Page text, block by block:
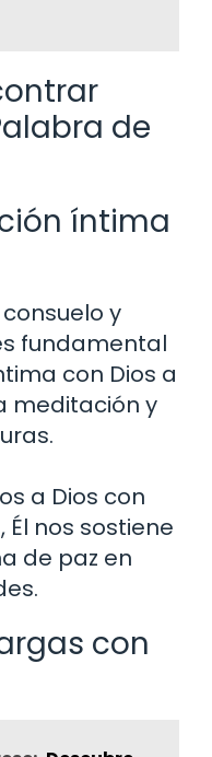
de
íntima
y
fundamental
con Dios a
meditación y
a Dios con
nos sostiene
de paz en
con